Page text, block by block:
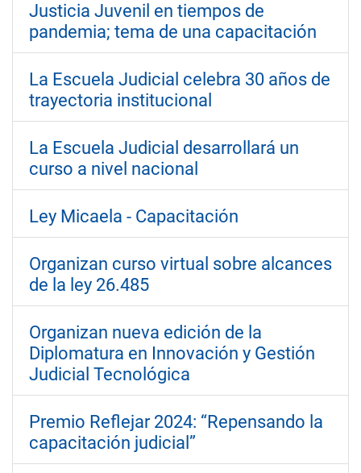
Justicia Juvenil en tiempos de
pandemia; tema de una capacitación
La Escuela Judicial celebra 30 años de
trayectoria institucional
La Escuela Judicial desarrollará un
curso a nivel nacional
Ley Micaela - Capacitación
Organizan curso virtual sobre alcances
de la ley 26.485
Organizan nueva edición de la
Diplomatura en Innovación y Gestión
Judicial Tecnológica
Premio Reflejar 2024: “Repensando la
capacitación judicial”